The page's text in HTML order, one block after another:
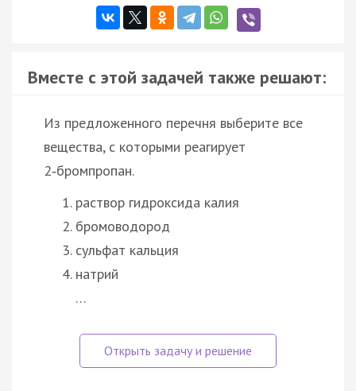
Вместе с этой задачей также решают:
Из предложенного перечня выберите все
вещества, с которыми реагирует
2‑бромпропан.
раствор гидроксида калия
бромоводород
сульфат кальция
натрий
…